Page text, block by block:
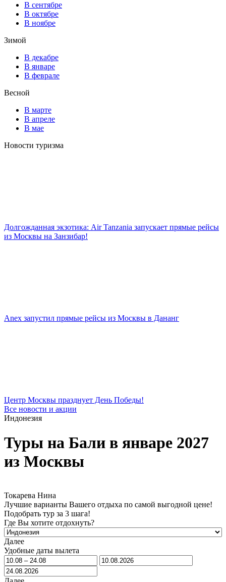
В сентябре
В октябре
В ноябре
Зимой
В декабре
В январе
В феврале
Весной
В марте
В апреле
В мае
Новости туризма
Долгожданная экзотика: Air Tanzania запускает прямые рейсы
из Москвы на Занзибар!
Anex запустил прямые рейсы из Москвы в Дананг
Центр Москвы празднует День Победы!
Все новости и акции
Индонезия
Туры на Бали в январе 2027
из Москвы
Токарева Нина
Лучшие варианты Вашего отдыха по самой выгодной цене!
Подобрать тур за 3 шага!
Где Вы хотите отдохнуть?
Далее
Удобные даты вылета